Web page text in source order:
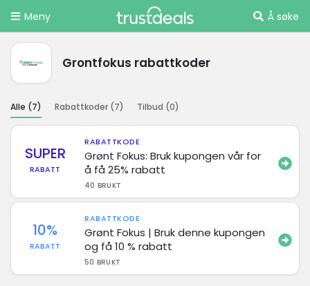
Meny Å søke
Grontfokus rabattkoder
Alle (7) Rabattkoder (7) Tilbud (0)
SUPER
RABATT
RABATTKODE
Grønt Fokus: Bruk kupongen vår for
å få 25% rabatt
40 BRUKT
10%
RABATT
RABATTKODE
Grønt Fokus | Bruk denne kupongen
og få 10 % rabatt
50 BRUKT